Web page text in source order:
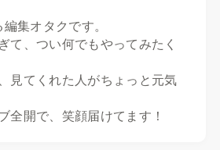
集オタクです。
て、つい何でもやってみたく
見てくれた人がちょっと元気
全開で、笑顔届けてます！